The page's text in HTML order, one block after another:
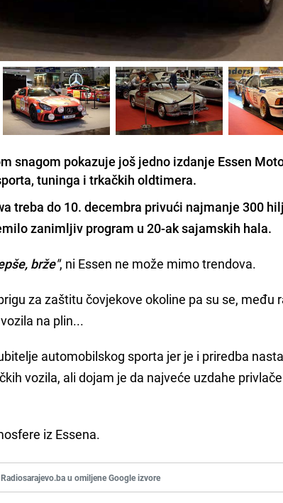
snagom pokazuje još jedno izdanje Essen
tuninga i trkačkih oldtimera.
treba do 10. decembra privući najmanje 300
zanimljiv program u 20-ak sajamskih hala.
brže", ni Essen ne može mimo trendova.
za zaštitu čovjekove okoline pa su se, među
na plin...
automobilskog sporta jer je i priredba
vozila, ali dojam je da najveće uzdahe privlače
iz Essena.
u omiljene Google izvore